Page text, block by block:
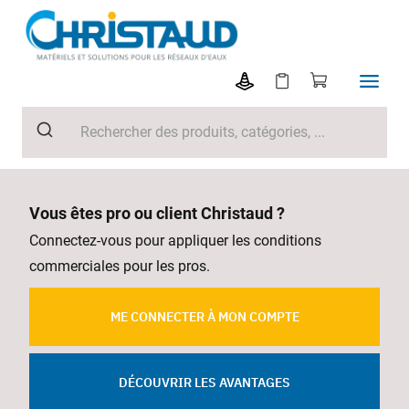
Vous êtes pro ou client Christaud ?
Connectez-vous pour appliquer les conditions
commerciales pour les pros.
ME CONNECTER À MON COMPTE
DÉCOUVRIR LES AVANTAGES